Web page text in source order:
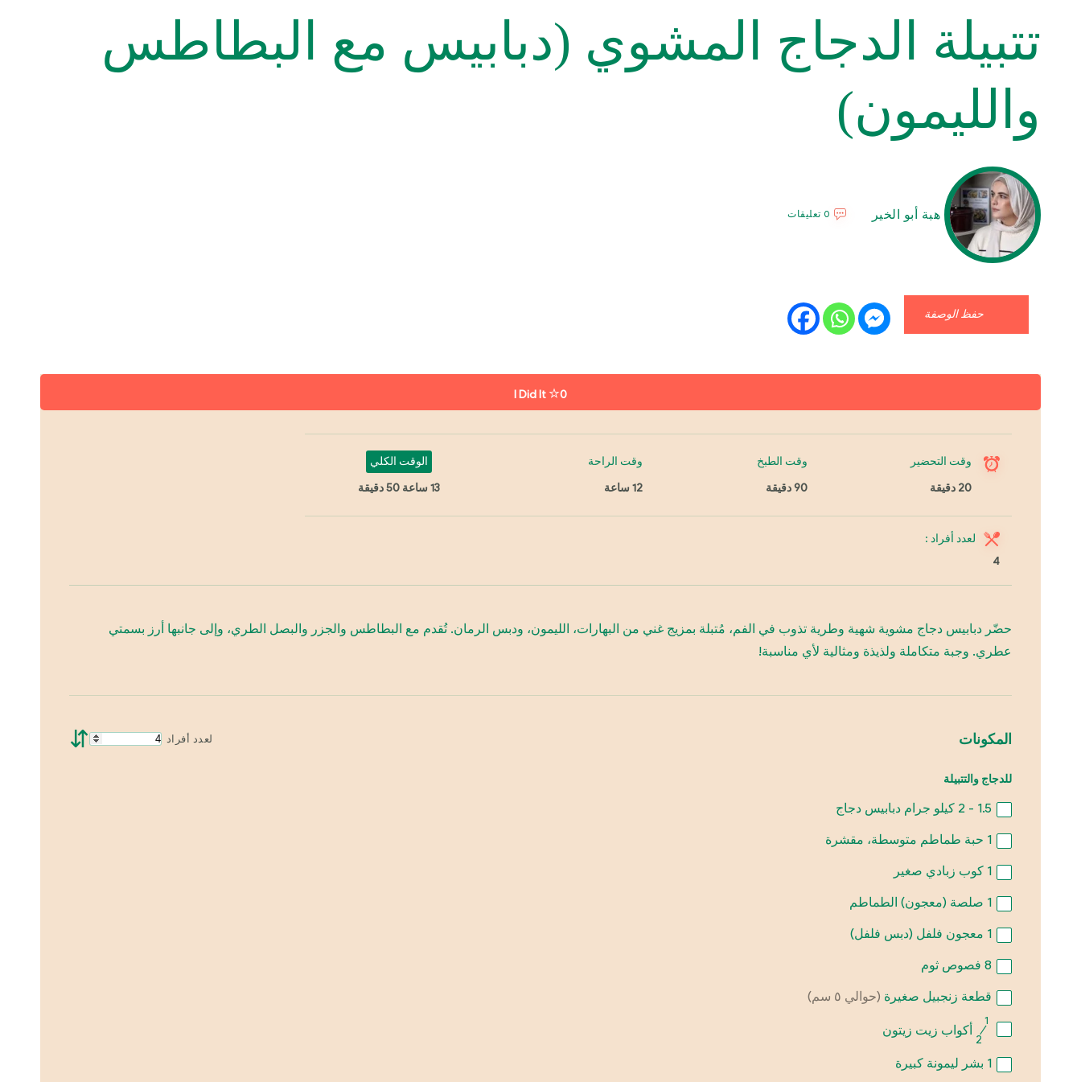
تتبيلة الدجاج المشوي (دبابيس مع البطاطس
والليمون)
هبة أبو الخير 0 تعليقات
حفظ الوصفة
I Did It 0
وقت التحضير
20 دقيقة
وقت الطبخ
90 دقيقة
وقت الراحة
12 ساعة
الوقت الكلي
13 ساعة 50 دقيقة
لعدد أفراد :
4
حضّر دبابيس دجاج مشوية شهية وطرية تذوب في الفم، مُتبلة بمزيج غني من البهارات، الليمون، ودبس الرمان. تُقدم مع البطاطس والجزر والبصل الطري، وإلى جانبها أرز بسمتي
عطري. وجبة متكاملة ولذيذة ومثالية لأي مناسبة!
المكونات لعدد أفراد ⇵
للدجاج والتتبيلة
1.5 - 2 كيلو جرام دبابيس دجاج
1 حبة طماطم متوسطة، مقشرة
1 كوب زبادي صغير
1 صلصة (معجون) الطماطم
1 معجون فلفل (دبس فلفل)
8فصوص ثوم
قطعة زنجبيل صغيرة (حوالي ٥ سم)
1
⁄
2
أكواب زيت زيتون
1 بشر ليمونة كبيرة